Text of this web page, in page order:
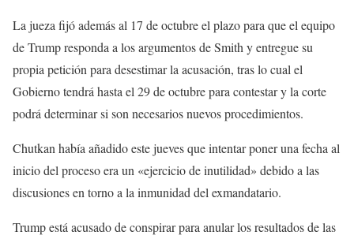
La jueza fijó además al 17 de octubre el plazo para que el equipo
de Trump responda a los argumentos de Smith y entregue su
propia petición para desestimar la acusación, tras lo cual el
Gobierno tendrá hasta el 29 de octubre para contestar y la corte
podrá determinar si son necesarios nuevos procedimientos.
Chutkan había añadido este jueves que intentar poner una fecha al
inicio del proceso era un «ejercicio de inutilidad» debido a las
discusiones en torno a la inmunidad del exmandatario.
Trump está acusado de conspirar para anular los resultados de las